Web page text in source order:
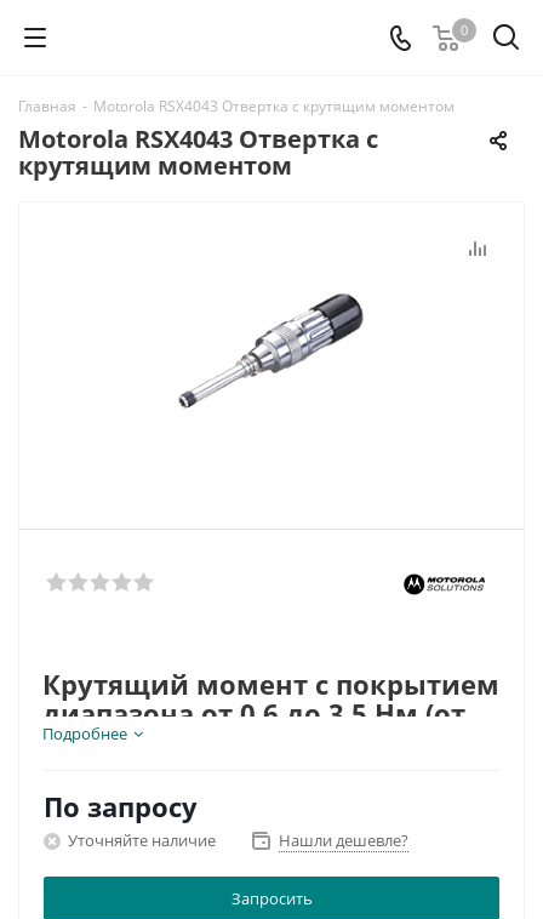
0
Главная - Motorola RSX4043 Отвертка с крутящим моментом
Motorola RSX4043 Отвертка с
крутящим моментом
Крутящий момент с покрытием
диапазона от 0,6 до 3,5 Нм (от 5
до 35 кгс/см, от 5 до 30 дюймов
Подробнее
По запросу
Уточняйте наличие Нашли дешевле?
Запросить